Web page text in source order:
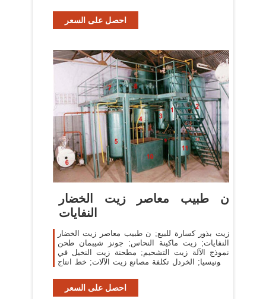
احصل على السعر
ن طبيب معاصر زيت الخضار
النفايات
زيت بذور كسارة للبيع; ن طبيب معاصر زيت الخضار
النفايات; زيت ماكينة النحاس; جونز شيبمان طحن
نموذج الآلة زيت التشحيم; مطحنة زيت النخيل في
اندونيسيا; الخردل تكلفة مصانع زيت الآلات; خط انتاج
احصل على السعر